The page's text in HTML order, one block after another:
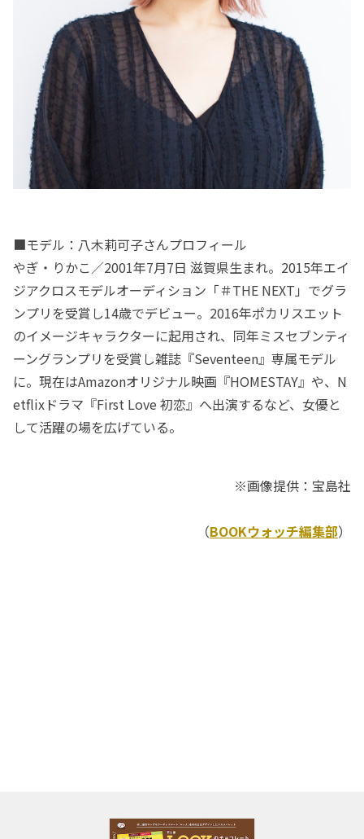
■モデル：八木莉可子さんプロフィール
やぎ・りかこ／2001年7月7日 滋賀県生まれ。2015年エイ
ジアクロスモデルオーディション「＃THE NEXT」でグラ
ンプリを受賞し14歳でデビュー。2016年ポカリスエット
のイメージキャラクターに起用され、同年ミスセブンティ
ーングランプリを受賞し雑誌『Seventeen』専属モデル
に。現在はAmazonオリジナル映画『HOMESTAY』や、N
etflixドラマ『First Love 初恋』へ出演するなど、女優と
して活躍の場を広げている。
※画像提供：宝島社
（BOOKウォッチ編集部）